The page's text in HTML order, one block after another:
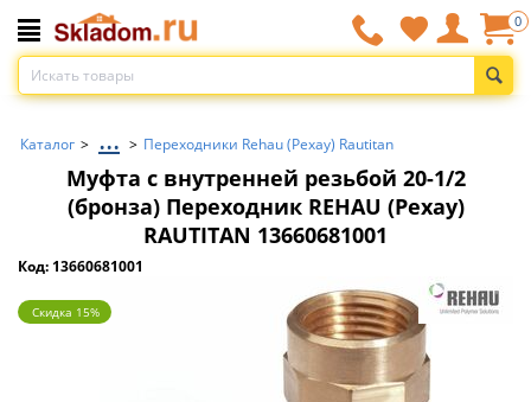
0
Каталог > ... > Переходники Rehau (Рехау) Rautitan
Муфта с внутренней резьбой 20-1/2
(бронза) Переходник REHAU (Рехау)
RAUTITAN 13660681001
Код: 13660681001
Скидка 15%